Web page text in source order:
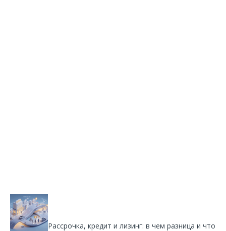
Рассрочка, кредит и лизинг: в чем разница и что